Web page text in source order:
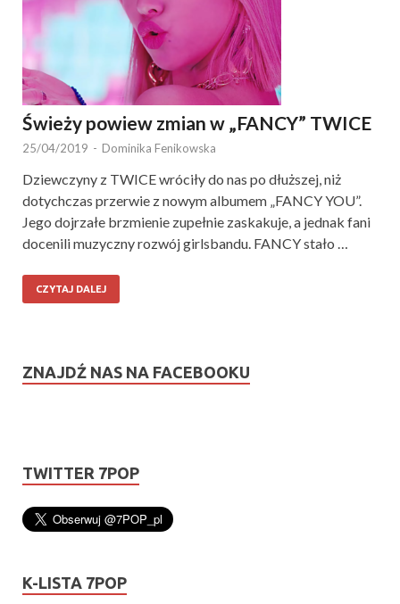
Świeży powiew zmian w „FANCY” TWICE
25/04/2019 - Dominika Fenikowska
Dziewczyny z TWICE wróciły do nas po dłuższej, niż
dotychczas przerwie z nowym albumem „FANCY YOU”.
Jego dojrzałe brzmienie zupełnie zaskakuje, a jednak fani
docenili muzyczny rozwój girlsbandu. FANCY stało …
CZYTAJ DALEJ
ZNAJDŹ NAS NA FACEBOOKU
TWITTER 7POP
K-LISTA 7POP